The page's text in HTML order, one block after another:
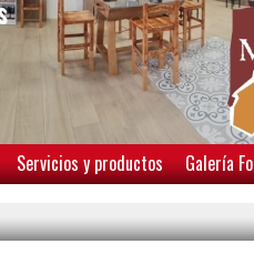
Servicios y productos Galería